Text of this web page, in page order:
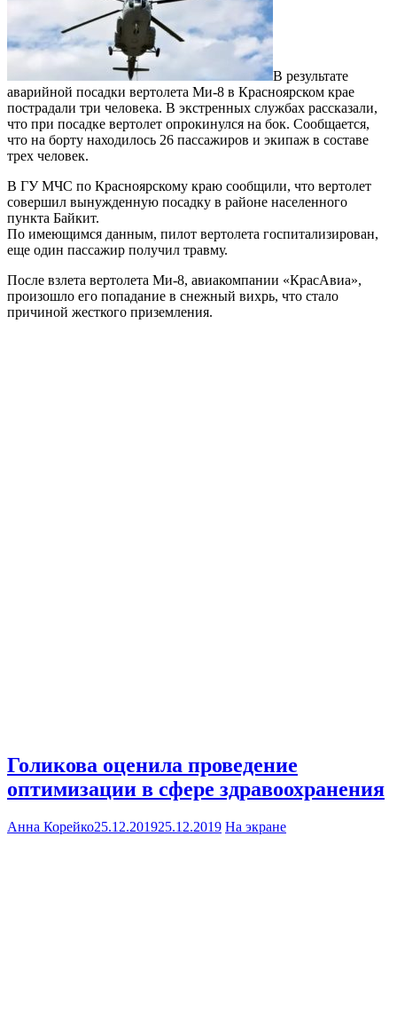
В результате
аварийной посадки вертолета Ми-8 в Красноярском крае
пострадали три человека. В экстренных службах рассказали,
что при посадке вертолет опрокинулся на бок. Сообщается,
что на борту находилось 26 пассажиров и экипаж в составе
трех человек.
В ГУ МЧС по Красноярскому краю сообщили, что вертолет
совершил вынужденную посадку в районе населенного
пункта Байкит.
По имеющимся данным, пилот вертолета госпитализирован,
еще один пассажир получил травму.
После взлета вертолета Ми-8, авиакомпании «КрасАвиа»,
произошло его попадание в снежный вихрь, что стало
причиной жесткого приземления.
Голикова оценила проведение
оптимизации в сфере здравоохранения
Анна Корейко25.12.201925.12.2019 На экране